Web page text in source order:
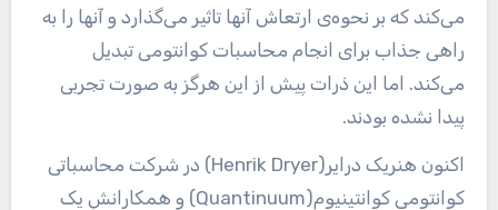
می‌کند که بر نحوه‌ی ارتعاش آنها تاثیر می‌گذارد و آنها را به
راهی جذاب برای انجام محاسبات کوانتومی تبدیل
می‌کند. اما این ذرات پیش از این هرگز به صورت تجربی
پیدا نشده بودند.
اکنون هنریک درایر(Henrik Dryer) در شرکت محاسباتی
کوانتومی کوانتینیوم(Quantinuum) و همکارانش یک